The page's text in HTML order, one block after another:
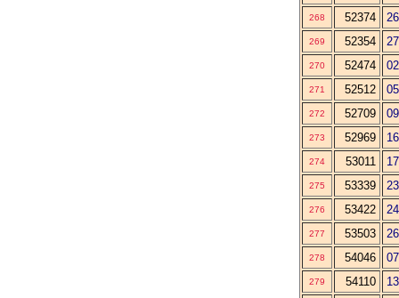
268 52374
269 52354
270 52474
271 52512
272 52709
273 52969
274 53011
275 53339
276 53422
277 53503
278 54046
279 54110